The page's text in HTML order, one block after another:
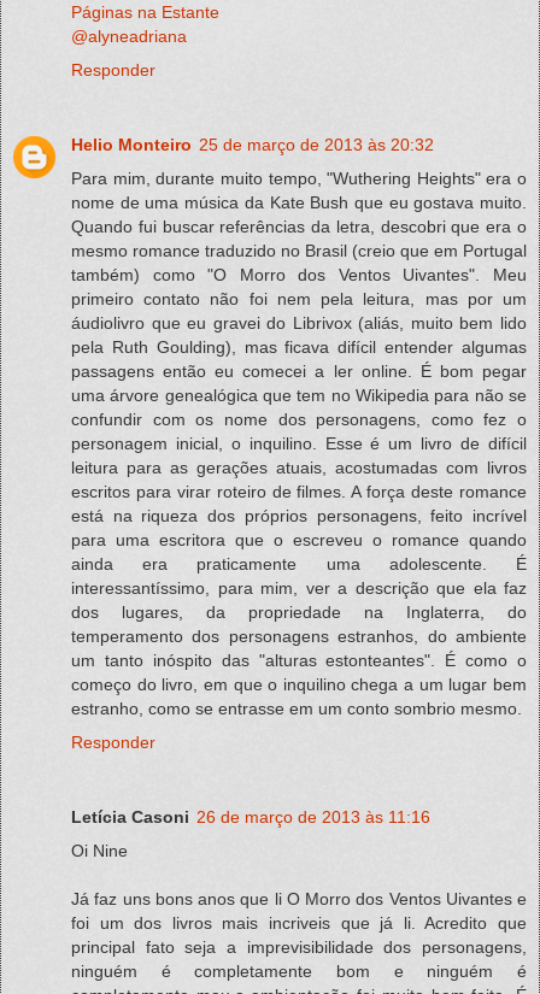
Páginas na Estante
@alyneadriana
Responder
Helio Monteiro 25 de março de 2013 às 20:32
Para mim, durante muito tempo, "Wuthering Heights" era o
nome de uma música da Kate Bush que eu gostava muito.
Quando fui buscar referências da letra, descobri que era o
mesmo romance traduzido no Brasil (creio que em Portugal
também) como "O Morro dos Ventos Uivantes". Meu
primeiro contato não foi nem pela leitura, mas por um
áudiolivro que eu gravei do Librivox (aliás, muito bem lido
pela Ruth Goulding), mas ficava difícil entender algumas
passagens então eu comecei a ler online. É bom pegar
uma árvore genealógica que tem no Wikipedia para não se
confundir com os nome dos personagens, como fez o
personagem inicial, o inquilino. Esse é um livro de difícil
leitura para as gerações atuais, acostumadas com livros
escritos para virar roteiro de filmes. A força deste romance
está na riqueza dos próprios personagens, feito incrível
para uma escritora que o escreveu o romance quando
ainda era praticamente uma adolescente. É
interessantíssimo, para mim, ver a descrição que ela faz
dos lugares, da propriedade na Inglaterra, do
temperamento dos personagens estranhos, do ambiente
um tanto inóspito das "alturas estonteantes". É como o
começo do livro, em que o inquilino chega a um lugar bem
estranho, como se entrasse em um conto sombrio mesmo.
Responder
Letícia Casoni 26 de março de 2013 às 11:16
Oi Nine
Já faz uns bons anos que li O Morro dos Ventos Uivantes e
foi um dos livros mais incriveis que já li. Acredito que
principal fato seja a imprevisibilidade dos personagens,
ninguém é completamente bom e ninguém é